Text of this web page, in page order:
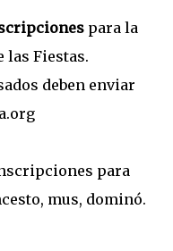
para la
las Fiestas.
deben enviar
para
mus, dominó.